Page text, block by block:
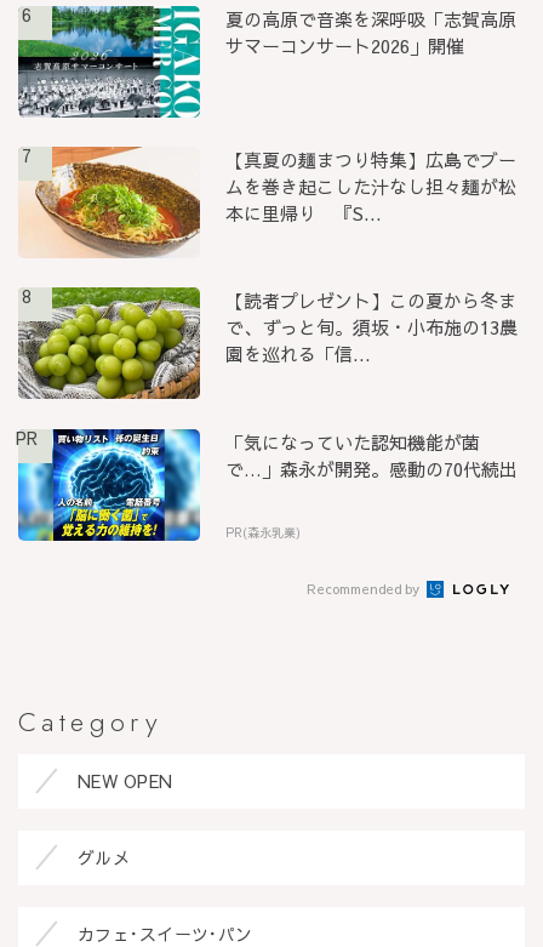
6
夏の高原で音楽を深呼吸「志賀高原
サマーコンサート2026」開催
7
【真夏の麺まつり特集】広島でブー
ムを巻き起こした汁なし担々麺が松
本に里帰り 『S...
8
【読者プレゼント】この夏から冬ま
で、ずっと旬。須坂・小布施の13農
園を巡れる「信...
PR
「気になっていた認知機能が菌
で…」森永が開発。感動の70代続出
PR(森永乳業)
Recommended by
Category
NEW OPEN
グルメ
カフェ･スイーツ･パン